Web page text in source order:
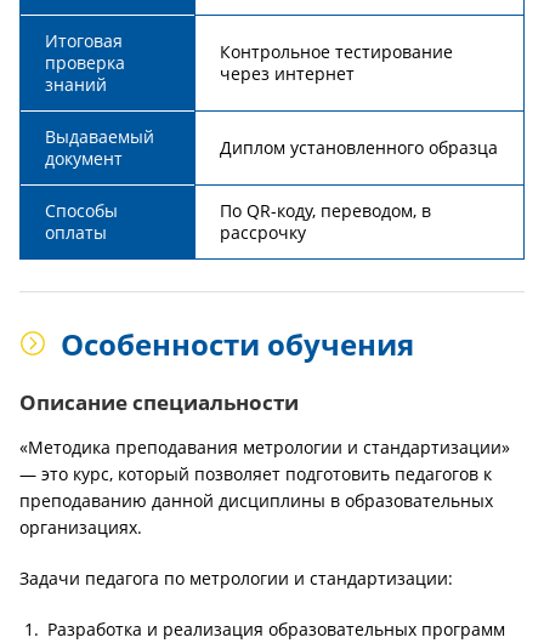
Итоговая
проверка
знаний
Контрольное тестирование
через интернет
Выдаваемый
документ
Диплом установленного образца
Способы
оплаты
По QR-коду, переводом, в
рассрочку
Особенности обучения
Описание специальности
«Методика преподавания метрологии и стандартизации»
— это курс, который позволяет подготовить педагогов к
преподаванию данной дисциплины в образовательных
организациях.
Задачи педагога по метрологии и стандартизации:
Разработка и реализация образовательных программ